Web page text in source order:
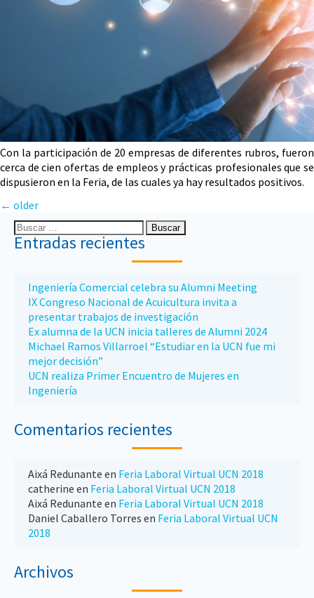
Con la participación de 20 empresas de diferentes rubros, fueron
cerca de cien ofertas de empleos y prácticas profesionales que se
dispusieron en la Feria, de las cuales ya hay resultados positivos.
← older
Entradas recientes
Ingeniería Comercial celebra su Alumni Meeting
IX Congreso Nacional de Acuicultura invita a
presentar trabajos de investigación
Ex alumna de la UCN inicia talleres de Alumni 2024
Michael Ramos Villarroel “Estudiar en la UCN fue mi
mejor decisión”
UCN realiza Primer Encuentro de Mujeres en
Ingeniería
Comentarios recientes
Aixá Redunante en Feria Laboral Virtual UCN 2018
catherine en Feria Laboral Virtual UCN 2018
Aixá Redunante en Feria Laboral Virtual UCN 2018
Daniel Caballero Torres en Feria Laboral Virtual UCN
2018
Archivos